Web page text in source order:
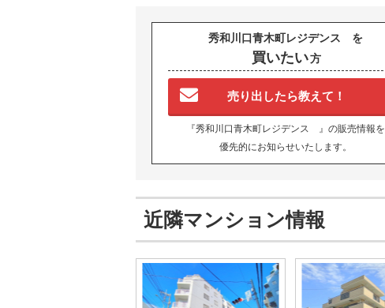
秀和川口青木町レジデンス を
買いたい方
売り出したら教えて！
『秀和川口青木町レジデンス 』の販売情報を
優先的にお知らせいたします。
近隣マンション情報